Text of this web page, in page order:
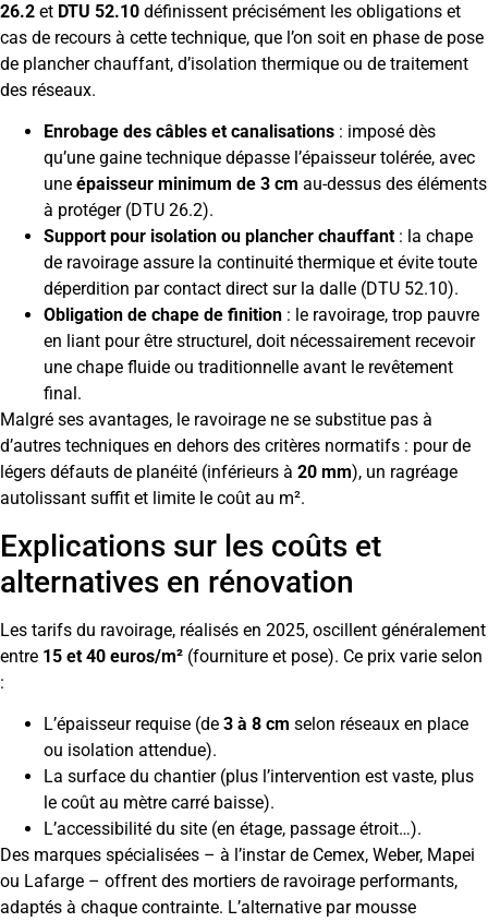
26.2 et DTU 52.10 définissent précisément les obligations et
cas de recours à cette technique, que l’on soit en phase de pose
de plancher chauffant, d’isolation thermique ou de traitement
des réseaux.
Enrobage des câbles et canalisations : imposé dès
qu’une gaine technique dépasse l’épaisseur tolérée, avec
une épaisseur minimum de 3 cm au-dessus des éléments
à protéger (DTU 26.2).
Support pour isolation ou plancher chauffant : la chape
de ravoirage assure la continuité thermique et évite toute
déperdition par contact direct sur la dalle (DTU 52.10).
Obligation de chape de finition : le ravoirage, trop pauvre
en liant pour être structurel, doit nécessairement recevoir
une chape fluide ou traditionnelle avant le revêtement
final.
Malgré ses avantages, le ravoirage ne se substitue pas à
d’autres techniques en dehors des critères normatifs : pour de
légers défauts de planéité (inférieurs à 20 mm), un ragréage
autolissant suffit et limite le coût au m².
Explications sur les coûts et
alternatives en rénovation
Les tarifs du ravoirage, réalisés en 2025, oscillent généralement
entre 15 et 40 euros/m² (fourniture et pose). Ce prix varie selon
:
L’épaisseur requise (de 3 à 8 cm selon réseaux en place
ou isolation attendue).
La surface du chantier (plus l’intervention est vaste, plus
le coût au mètre carré baisse).
L’accessibilité du site (en étage, passage étroit…).
Des marques spécialisées – à l’instar de Cemex, Weber, Mapei
ou Lafarge – offrent des mortiers de ravoirage performants,
adaptés à chaque contrainte. L’alternative par mousse